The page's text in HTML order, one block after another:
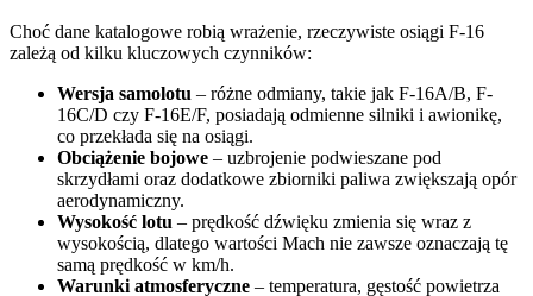
Choć dane katalogowe robią wrażenie, rzeczywiste osiągi F-16
zależą od kilku kluczowych czynników:
Wersja samolotu – różne odmiany, takie jak F-16A/B, F-
16C/D czy F-16E/F, posiadają odmienne silniki i awionikę,
co przekłada się na osiągi.
Obciążenie bojowe – uzbrojenie podwieszane pod
skrzydłami oraz dodatkowe zbiorniki paliwa zwiększają opór
aerodynamiczny.
Wysokość lotu – prędkość dźwięku zmienia się wraz z
wysokością, dlatego wartości Mach nie zawsze oznaczają tę
samą prędkość w km/h.
Warunki atmosferyczne – temperatura, gęstość powietrza